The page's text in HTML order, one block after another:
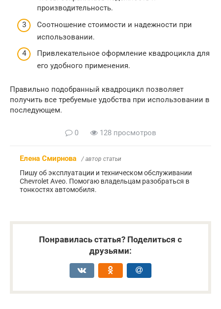
производительность.
Соотношение стоимости и надежности при
использовании.
Привлекательное оформление квадроцикла для
его удобного применения.
Правильно подобранный квадроцикл позволяет
получить все требуемые удобства при использовании в
последующем.
0 128 просмотров
Елена Смирнова / автор статьи
Пишу об эксплуатации и техническом обслуживании
Chevrolet Aveo. Помогаю владельцам разобраться в
тонкостях автомобиля.
Понравилась статья? Поделиться с
друзьями: